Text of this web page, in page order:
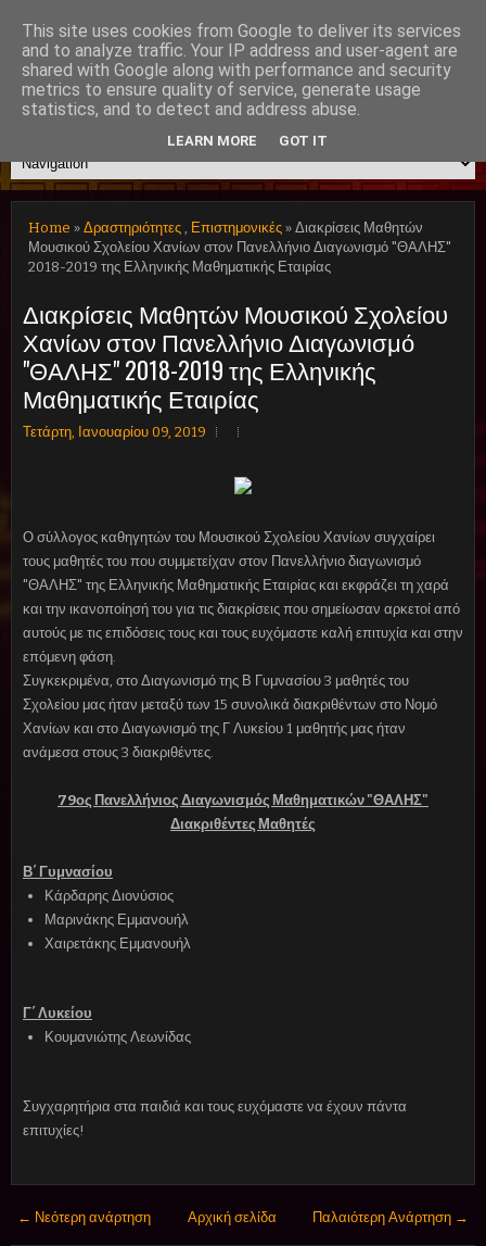
Μουσικό Σχολείο Χανίων
Home » Δραστηριότητες , Επιστημονικές » Διακρίσεις Μαθητών
Μουσικού Σχολείου Χανίων στον Πανελλήνιο Διαγωνισμό "ΘΑΛΗΣ"
2018-2019 της Ελληνικής Μαθηματικής Εταιρίας
Διακρίσεις Μαθητών Μουσικού Σχολείου
Χανίων στον Πανελλήνιο Διαγωνισμό
"ΘΑΛΗΣ" 2018-2019 της Ελληνικής
Μαθηματικής Εταιρίας
Τετάρτη, Ιανουαρίου 09, 2019
Ο σύλλογος καθηγητών του Μουσικού Σχολείου Χανίων συγχαίρει
τους μαθητές του που συμμετείχαν στον Πανελλήνιο διαγωνισμό
"ΘΑΛΗΣ" της Ελληνικής Μαθηματικής Εταιρίας και εκφράζει τη χαρά
και την ικανοποίησή του για τις διακρίσεις που σημείωσαν αρκετοί από
αυτούς με τις επιδόσεις τους και τους ευχόμαστε καλή επιτυχία και στην
επόμενη φάση.
Συγκεκριμένα, στο Διαγωνισμό της Β Γυμνασίου 3 μαθητές του
Σχολείου μας ήταν μεταξύ των 15 συνολικά διακριθέντων στο Νομό
Χανίων και στο Διαγωνισμό της Γ Λυκείου 1 μαθητής μας ήταν
ανάμεσα στους 3 διακριθέντες.
79ος Πανελλήνιος Διαγωνισμός Μαθηματικών "ΘΑΛΗΣ"
Διακριθέντες Μαθητές
Β΄ Γυμνασίου
Κάρδαρης Διονύσιος
Μαρινάκης Εμμανουήλ
Χαιρετάκης Εμμανουήλ
Γ΄ Λυκείου
Κουμανιώτης Λεωνίδας
Συγχαρητήρια στα παιδιά και τους ευχόμαστε να έχουν πάντα
επιτυχίες!
← Νεότερη ανάρτηση Παλαιότερη Ανάρτηση →
Αρχική σελίδα
This site uses cookies from Google to deliver its services
and to analyze traffic. Your IP address and user-agent are
shared with Google along with performance and security
metrics to ensure quality of service, generate usage
statistics, and to detect and address abuse.
LEARN MORE GOT IT